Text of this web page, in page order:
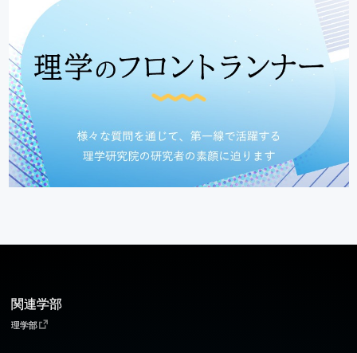
関連学部
理学部